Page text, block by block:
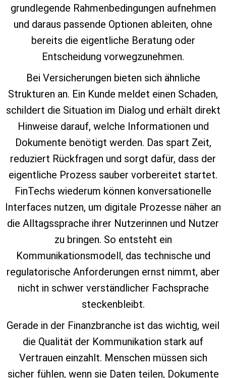
grundlegende Rahmenbedingungen aufnehmen
und daraus passende Optionen ableiten, ohne
bereits die eigentliche Beratung oder
Entscheidung vorwegzunehmen.
Bei Versicherungen bieten sich ähnliche
Strukturen an. Ein Kunde meldet einen Schaden,
schildert die Situation im Dialog und erhält direkt
Hinweise darauf, welche Informationen und
Dokumente benötigt werden. Das spart Zeit,
reduziert Rückfragen und sorgt dafür, dass der
eigentliche Prozess sauber vorbereitet startet.
FinTechs wiederum können konversationelle
Interfaces nutzen, um digitale Prozesse näher an
die Alltagssprache ihrer Nutzerinnen und Nutzer
zu bringen. So entsteht ein
Kommunikationsmodell, das technische und
regulatorische Anforderungen ernst nimmt, aber
nicht in schwer verständlicher Fachsprache
steckenbleibt.
Gerade in der Finanzbranche ist das wichtig, weil
die Qualität der Kommunikation stark auf
Vertrauen einzahlt. Menschen müssen sich
sicher fühlen, wenn sie Daten teilen, Dokumente